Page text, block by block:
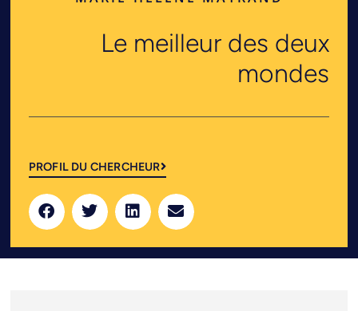
Le meilleur des deux
mondes
PROFIL DU CHERCHEUR